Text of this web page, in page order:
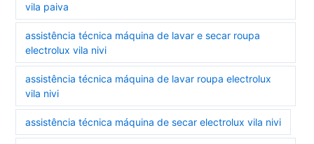
vila paiva
assistência técnica máquina de lavar e secar roupa
electrolux vila nivi
assistência técnica máquina de lavar roupa electrolux
vila nivi
assistência técnica máquina de secar electrolux vila nivi